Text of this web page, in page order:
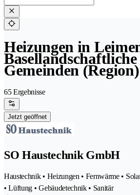
Heizungen in
Basellandschaftliche
Gemeinden (Region)
65 Ergebnisse
Jetzt geöffnet
SO Haustechnik GmbH
Haustechnik • Heizungen • Fernwärme •
• Lüftung • Gebäudetechnik • Sanitär